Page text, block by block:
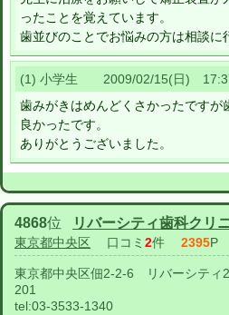
ったことを覚えています。
歯並びのことでお悩みの方は相談に
(1) 小学生 2009/02/15(日)
歯みがきはめんどくさかったですが
良かったです。
ありがとうございました。
4868位 リバーシティ歯科クリ
東京都中央区 口コミ 2件 2395P
東京都中央区佃2-2-6 リバーシティ
201
tel:03-3533-1340